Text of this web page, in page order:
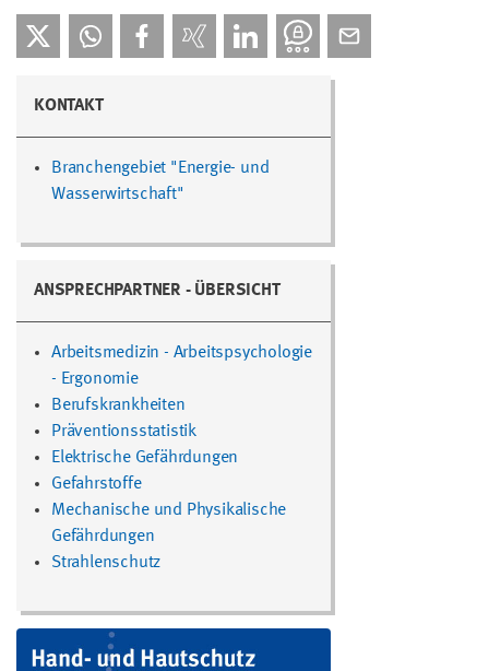
KONTAKT
Branchengebiet "Energie- und
Wasserwirtschaft"
ANSPRECHPARTNER - ÜBERSICHT
Arbeitsmedizin - Arbeitspsychologie
- Ergonomie
Berufskrankheiten
Präventionsstatistik
Elektrische Gefährdungen
Gefahrstoffe
Mechanische und Physikalische
Gefährdungen
Strahlenschutz